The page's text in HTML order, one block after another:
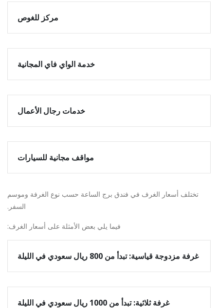
مركز للغوص
خدمة الواي فاي المجانية
خدمات رجال الأعمال
مواقف مجانية للسيارات
تختلف أسعار الغرف في فندق برج الساعة حسب نوع الغرفة وموسم
السفر.
فيما يلي بعض الأمثلة على أسعار الغرف:
غرفة مزدوجة قياسية: تبدأ من 800 ريال سعودي في الليلة
غرفة ثلاثية: تبدأ من 1000 ريال سعودي في الليلة